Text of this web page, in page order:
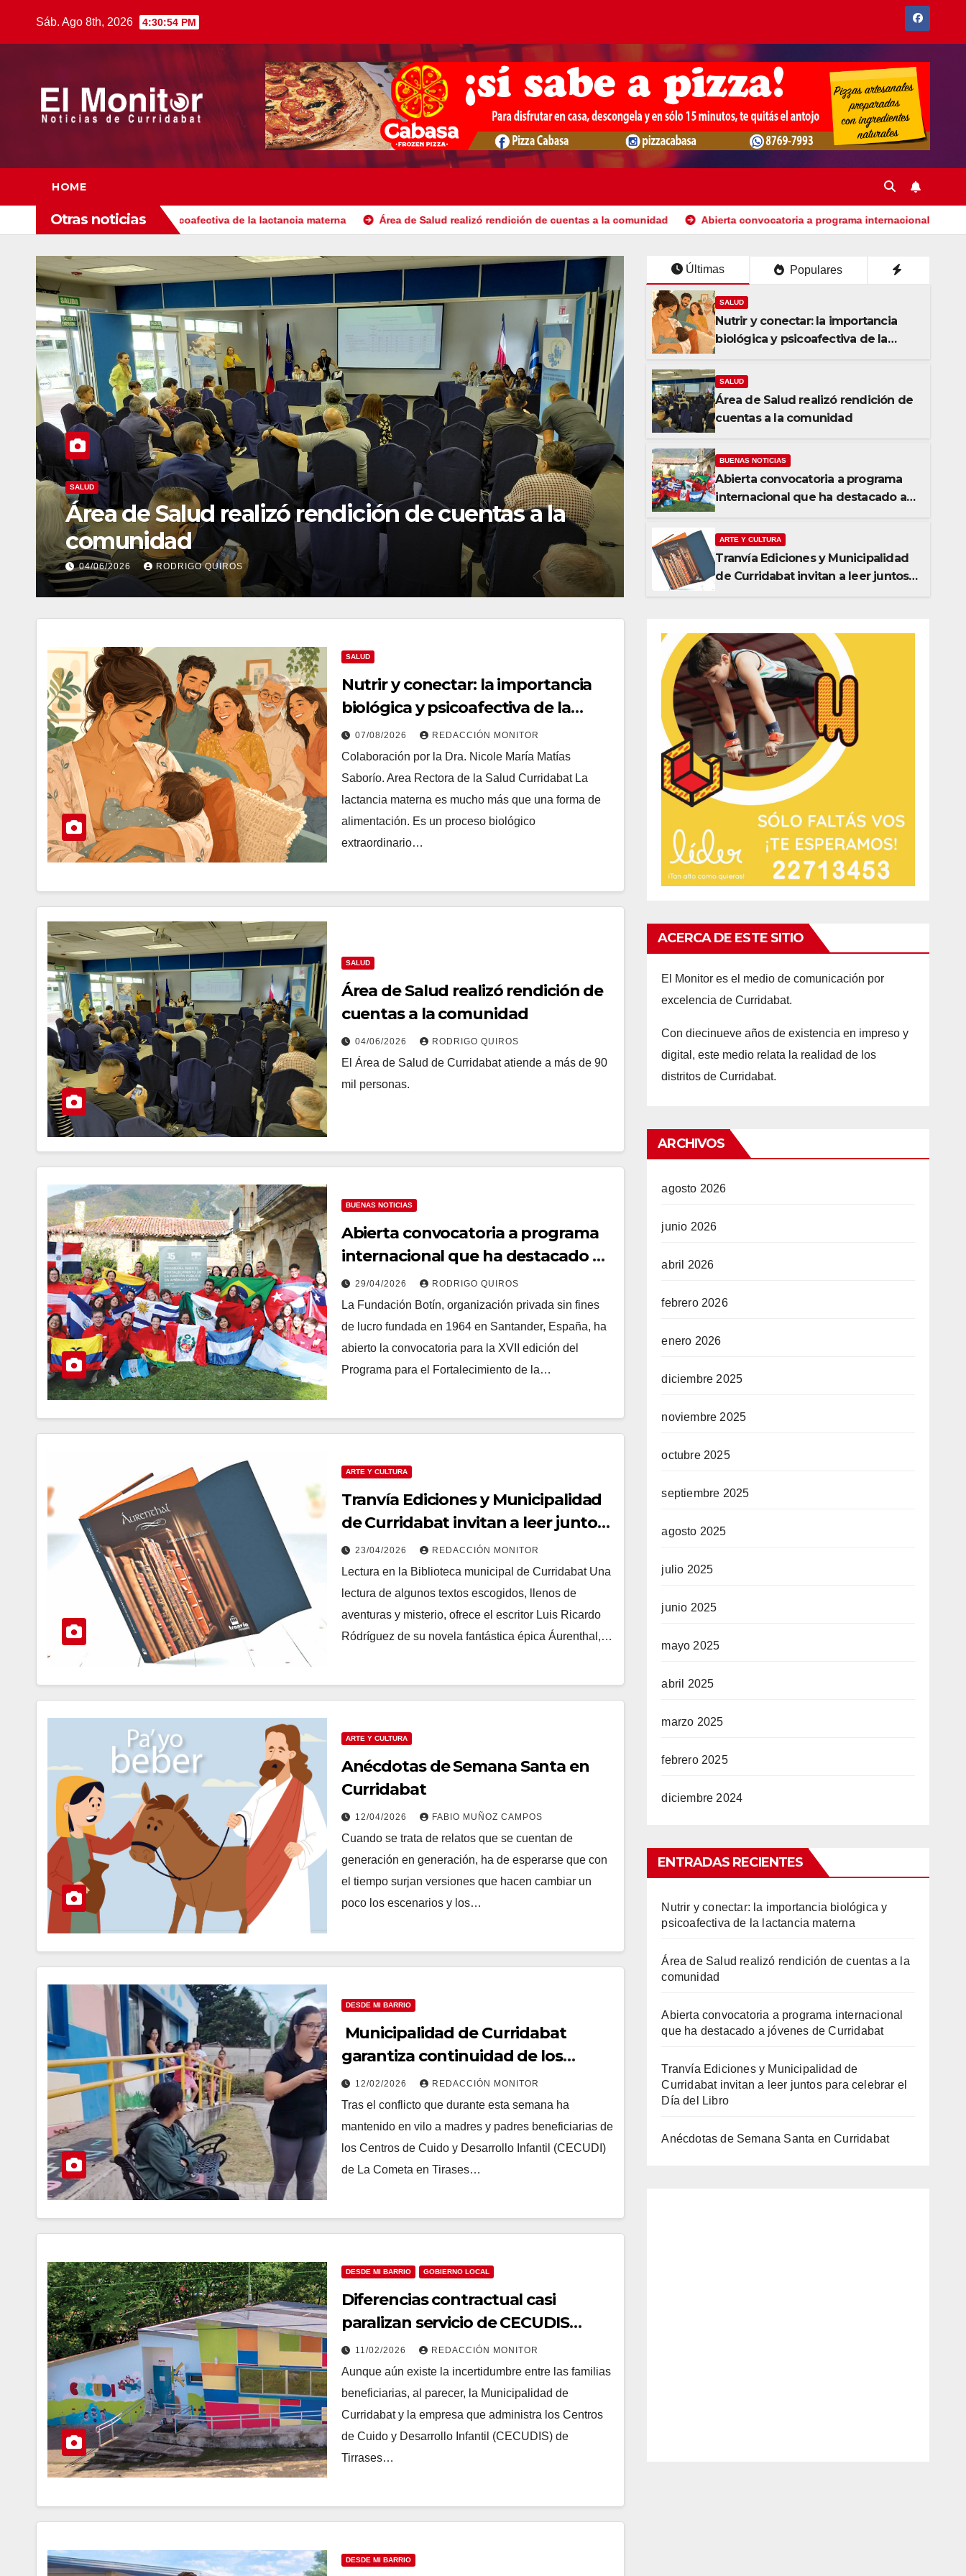
Sáb. Ago 8th, 2026 4:30:55 PM
HOME
Otras noticias
biológica y psicoafectiva de la lactancia materna Área de Salud realizó rendición de cuentas a la comunidad Abierta convocatoria a programa internacional que ha destacado a
BUENAS NOTICIAS
Abierta convocatoria a programa internacional
que ha destacado a jóvenes de Curridabat
29/04/2026 RODRIGO QUIROS
ARTE Y CULTURA
Tranvía Ediciones y
invitan a leer juntos para
23/04/2026 REDACCIÓN MONITOR
Últimas Populares
SALUD
Nutrir y conectar: la importancia
biológica y psicoafectiva de la
SALUD
Área de Salud realizó rendición de
cuentas a la comunidad
BUENAS NOTICIAS
Abierta convocatoria a programa
internacional que ha destacado a
ARTE Y CULTURA
Tranvía Ediciones y Municipalidad
de Curridabat invitan a leer juntos
SALUD
Nutrir y conectar: la importancia
biológica y psicoafectiva de la
lactancia materna
07/08/2026 REDACCIÓN MONITOR
Colaboración por la Dra. Nicole María Matías
Saborío. Area Rectora de la Salud Curridabat La
lactancia materna es mucho más que una forma de
alimentación. Es un proceso biológico
extraordinario…
SALUD
Área de Salud realizó rendición de
cuentas a la comunidad
04/06/2026 RODRIGO QUIROS
El Área de Salud de Curridabat atiende a más de 90
mil personas.
BUENAS NOTICIAS
Abierta convocatoria a programa
internacional que ha destacado a
jóvenes de Curridabat
29/04/2026 RODRIGO QUIROS
La Fundación Botín, organización privada sin fines
de lucro fundada en 1964 en Santander, España, ha
abierto la convocatoria para la XVII edición del
Programa para el Fortalecimiento de la…
ARTE Y CULTURA
Tranvía Ediciones y Municipalidad
de Curridabat invitan a leer juntos
para celebrar el Día del Libro
23/04/2026 REDACCIÓN MONITOR
Lectura en la Biblioteca municipal de Curridabat Una
lectura de algunos textos escogidos, llenos de
aventuras y misterio, ofrece el escritor Luis Ricardo
Ródríguez de su novela fantástica épica Áurenthal,…
ARTE Y CULTURA
Anécdotas de Semana Santa en
Curridabat
12/04/2026 FABIO MUÑOZ CAMPOS
Cuando se trata de relatos que se cuentan de
generación en generación, ha de esperarse que con
el tiempo surjan versiones que hacen cambiar un
poco los escenarios y los…
DESDE MI BARRIO
Municipalidad de Curridabat
garantiza continuidad de los
CECUDIs
12/02/2026 REDACCIÓN MONITOR
Tras el conflicto que durante esta semana ha
mantenido en vilo a madres y padres beneficiarias de
los Centros de Cuido y Desarrollo Infantil (CECUDI)
de La Cometa en Tirases…
DESDE MI BARRIO GOBIERNO LOCAL
Diferencias contractual casi
paralizan servicio de CECUDIS
afectando a decenas de familias
curridabatenses
11/02/2026 REDACCIÓN MONITOR
Aunque aún existe la incertidumbre entre las familias
beneficiarias, al parecer, la Municipalidad de
Curridabat y la empresa que administra los Centros
de Cuido y Desarrollo Infantil (CECUDIS) de
Tirrases…
DESDE MI BARRIO
ACERCA DE ESTE SITIO
El Monitor es el medio de comunicación por
excelencia de Curridabat.
Con diecinueve añosde existencia en impreso y
digital, este medio relata la realidad de los
distritos de Curridabat.
ARCHIVOS
agosto 2026
junio 2026
abril 2026
febrero 2026
enero 2026
diciembre 2025
noviembre 2025
octubre 2025
septiembre 2025
agosto 2025
julio 2025
junio 2025
mayo 2025
abril 2025
marzo 2025
febrero 2025
diciembre 2024
ENTRADAS RECIENTES
Nutrir y conectar: la importancia biológica y
psicoafectiva de la lactancia materna
Área de Salud realizó rendición de cuentas a la
comunidad
Abierta convocatoria a programa internacional
que ha destacado a jóvenes de Curridabat
Tranvía Ediciones y Municipalidad de
Curridabat invitan a leer juntos para celebrar el
Día del Libro
Anécdotas de Semana Santa en Curridabat